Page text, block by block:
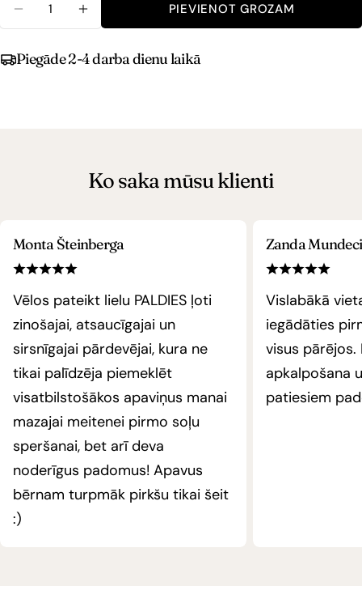
PIEVIENOT GROZAM
Piegāde 2-4 darba dienu laikā
Ko saka mūsu klienti
Monta Šteinberga
Vēlos pateikt lielu PALDIES ļoti
zinošajai, atsaucīgajai un
sirsnīgajai pārdevējai, kura ne
tikai palīdzēja piemeklēt
visatbilstošākos apaviņus manai
mazajai meitenei pirmo soļu
speršanai, bet arī deva
noderīgus padomus! Apavus
bērnam turpmāk pirkšu tikai šeit
:)
Zanda
Vislabākā
iegādāties
visus
apkalpošana
patiesiem